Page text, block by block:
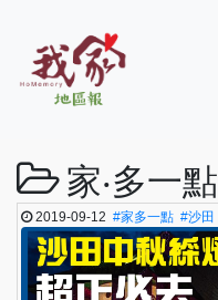
家‧多一點
2019-09-12#家多一點 #沙田